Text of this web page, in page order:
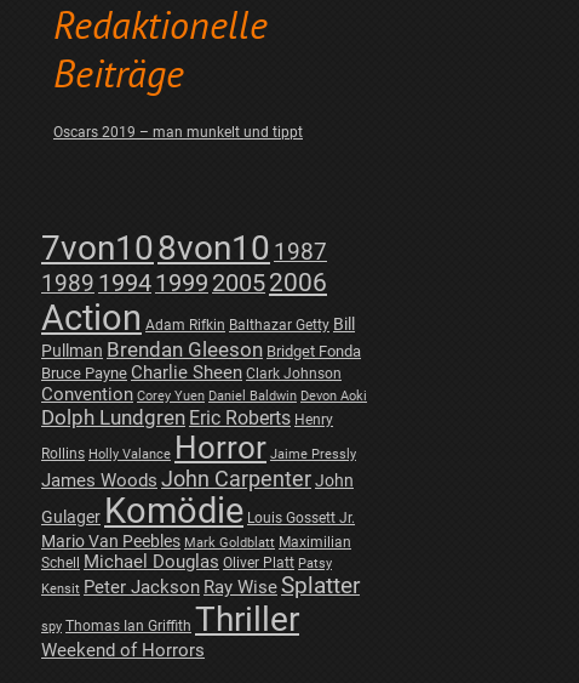
Redaktionelle
Beiträge
Oscars 2019 – man munkelt und tippt
7von108von10 1987
1989 19941999 20052006
Action Adam Rifkin Balthazar Getty Bill
Pullman Brendan Gleeson Bridget Fonda
Bruce Payne Charlie Sheen Clark Johnson
Convention Corey Yuen Daniel Baldwin Devon Aoki
Dolph Lundgren Eric Roberts Henry
Rollins Holly Valance Horror Jaime Pressly
James Woods John CarpenterJohn
Gulager Komödie Louis Gossett Jr.
Mario Van Peebles Mark Goldblatt Maximilian
Schell
Michael Douglas Oliver Platt Patsy
Kensit Peter Jackson Ray WiseSplatter
spy Thomas Ian Griffith Thriller
Weekend of Horrors